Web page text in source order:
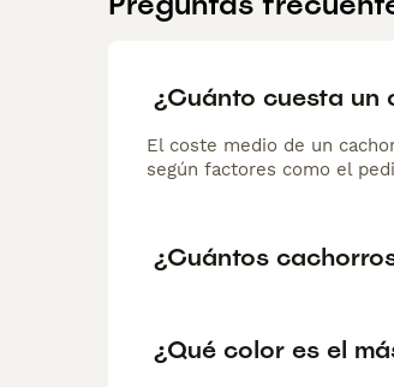
¿Cuánto cuesta un
El coste medio de un
según factores como el
¿Cuántos
¿Qué color es el